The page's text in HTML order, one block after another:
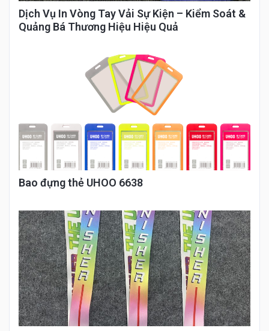
Dịch Vụ In Vòng Tay Vải Sự Kiện – Kiểm Soát &
Quảng Bá Thương Hiệu Hiệu Quả
Bao đựng thẻ UHOO 6638